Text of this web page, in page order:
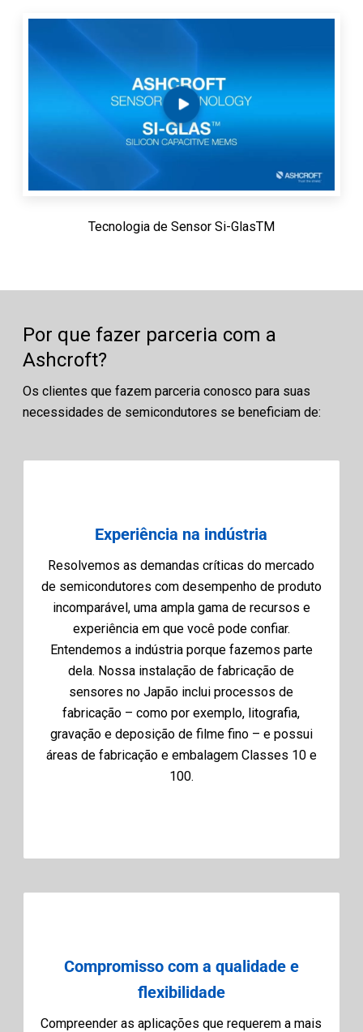
Tecnologia de Sensor Si-GlasTM
Por que fazer parceria com a
Ashcroft?
Os clientes que fazem parceria conosco para suas
necessidades de semicondutores se beneficiam de:
Experiência na indústria
Resolvemos as demandas críticas do mercado
de semicondutores com desempenho de produto
incomparável, uma ampla gama de recursos e
experiência em que você pode confiar.
Entendemos a indústria porque fazemos parte
dela. Nossa instalação de fabricação de
sensores no Japão inclui processos de
fabricação – como por exemplo, litografia,
gravação e deposição de filme fino – e possui
áreas de fabricação e embalagem Classes 10 e
100.
Compromisso com a qualidade e
flexibilidade
Compreender as aplicações que requerem a mais